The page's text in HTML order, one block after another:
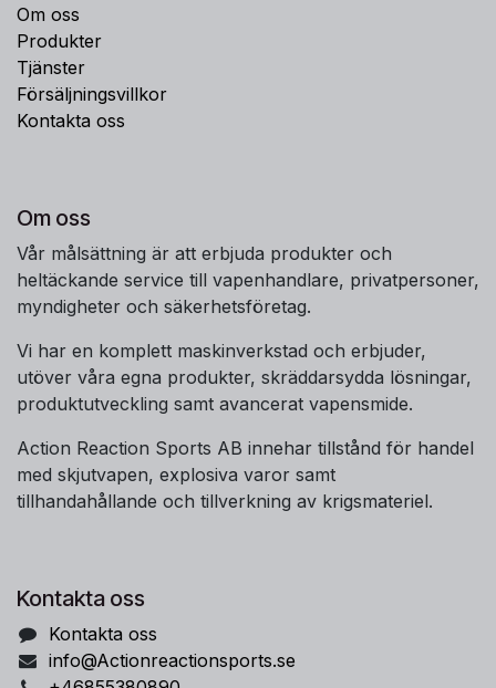
Om oss
Produkter
Tjänster
Försäljningsvillkor
Kontakta oss
Om oss
Vår målsättning är att erbjuda produkter och
heltäckande service till vapenhandlare, privatpersoner,
myndigheter och säkerhetsföretag.
Vi har en komplett maskinverkstad och erbjuder,
utöver våra egna produkter, skräddarsydda lösningar,
produktutveckling samt avancerat vapensmide.
Action Reaction Sports AB innehar tillstånd för handel
med skjutvapen, explosiva varor samt
tillhandahållande och tillverkning av krigsmateriel.
Kontakta oss
Kontakta oss
info@Actionreactionsports.se